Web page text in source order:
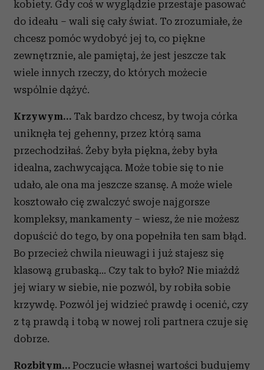
kobiety. Gdy coś w wyglądzie przestaje pasować
do ideału – wali się cały świat. To zrozumiałe, że
chcesz pomóc wydobyć jej to, co piękne
zewnętrznie, ale pamiętaj, że jest jeszcze tak
wiele innych rzeczy, do których możecie
wspólnie dążyć.
Krzywym… Tak bardzo chcesz, by twoja córka
uniknęła tej gehenny, przez którą sama
przechodziłaś. Żeby była piękna, żeby była
idealna, zachwycająca. Może tobie się to nie
udało, ale ona ma jeszcze szansę. A może wiele
kosztowało cię zwalczyć swoje najgorsze
kompleksy, mankamenty – wiesz, że nie możesz
dopuścić do tego, by ona popełniła ten sam błąd.
Bo przecież chwila nieuwagi i już stajesz się
klasową grubaską… Czy tak to było? Nie miażdż
jej wiary w siebie, nie pozwól, by robiła sobie
krzywdę. Pozwól jej widzieć prawdę i ocenić, czy
z tą prawdą i tobą w nowej roli partnera czuje się
dobrze.
Rozbitym… Poczucie własnej wartości budujemy